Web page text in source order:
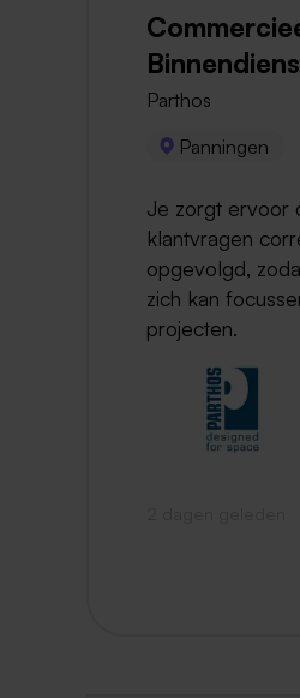
Parthos
Panningen
Je zorgt ervoor
klantvragen
opgevolgd,
zich kan
projecten.